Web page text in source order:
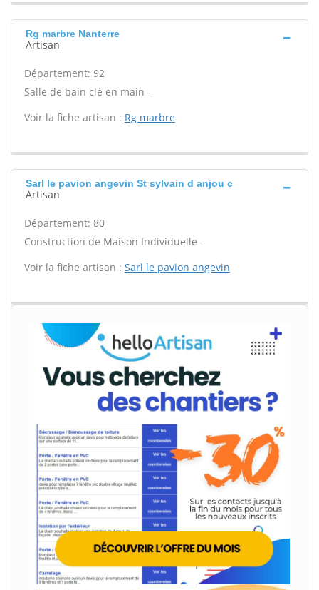
Rg marbre Nanterre
Artisan
Département: 92
Salle de bain clé en main -
Voir la fiche artisan : Rg marbre
Sarl le pavion angevin St sylvain d anjou c
Artisan
Département: 80
Construction de Maison Individuelle -
Voir la fiche artisan : Sarl le pavion angevin